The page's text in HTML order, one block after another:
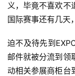
义，毕竟不喜欢不
国际赛事还有几天
迫不及待先到
邮件就被分流到领
动相关参展商柜台